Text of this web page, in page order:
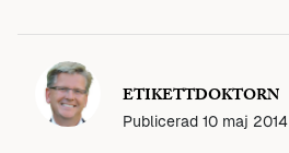
ETIKETTDOKTORN
Publicerad 10 maj 2014